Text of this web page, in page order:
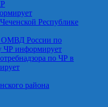
Республике
ОМВД России по
ЧР информирует
по ЧР в
района